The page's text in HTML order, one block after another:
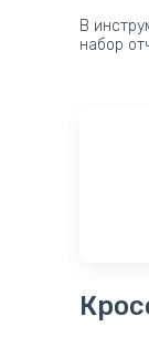
В
набор